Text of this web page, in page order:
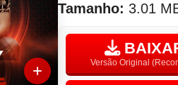
Tamanho: 3.01
Versão Original